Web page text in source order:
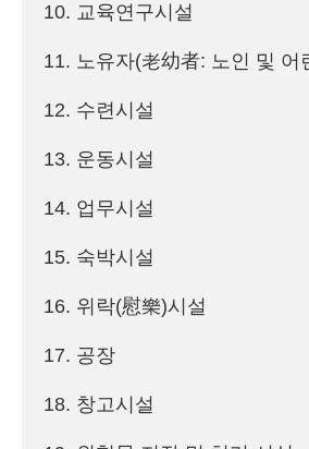
10. 교육연구시설
11. 노유자(老幼者: 노인 및 어
12. 수련시설
13. 운동시설
14. 업무시설
15. 숙박시설
16. 위락(慰樂)시설
17. 공장
18. 창고시설